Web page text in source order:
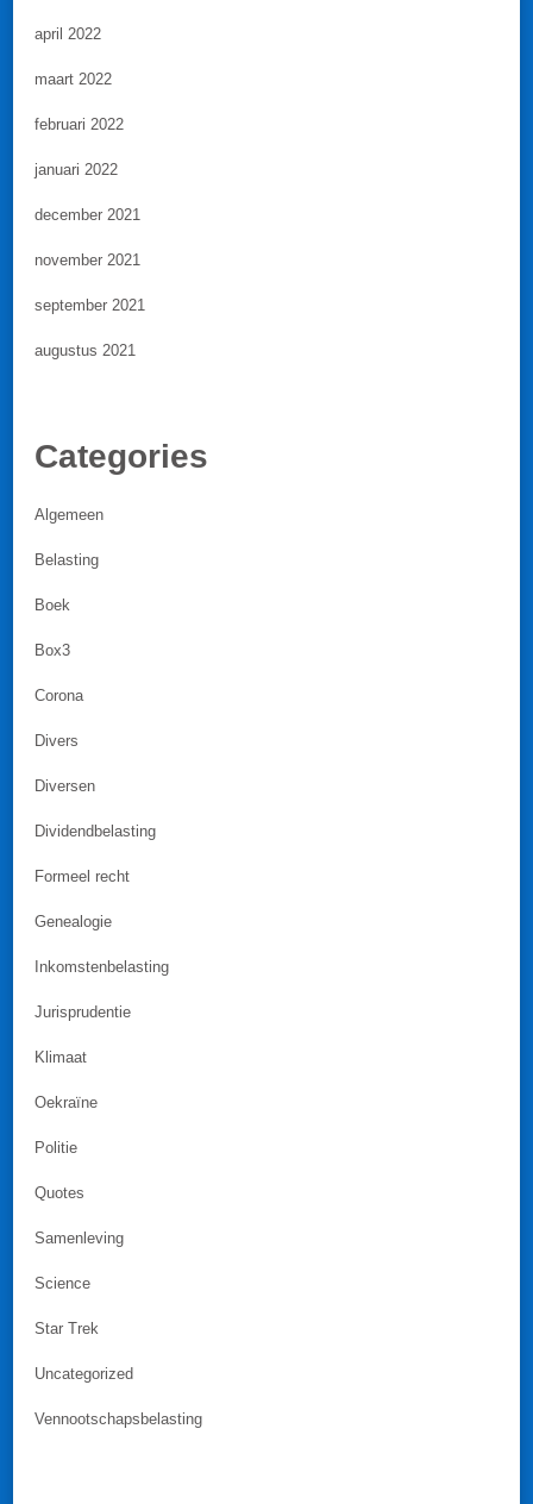
april 2022
maart 2022
februari 2022
januari 2022
december 2021
november 2021
september 2021
augustus 2021
Categories
Algemeen
Belasting
Boek
Box3
Corona
Divers
Diversen
Dividendbelasting
Formeel recht
Genealogie
Inkomstenbelasting
Jurisprudentie
Klimaat
Oekraïne
Politie
Quotes
Samenleving
Science
Star Trek
Uncategorized
Vennootschapsbelasting